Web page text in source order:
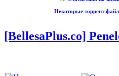
Некоторые торрент
[BellesaPlus.co]